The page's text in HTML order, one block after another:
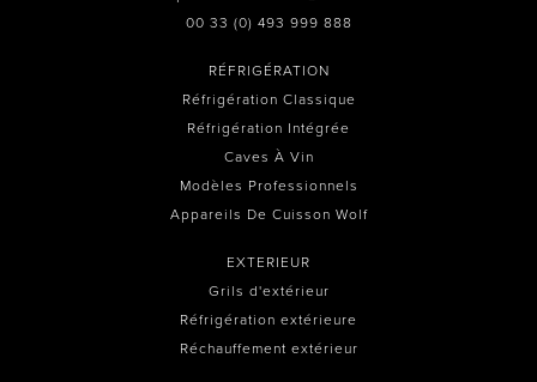
00 33 (0) 493 999 888
RÉFRIGÉRATION
Réfrigération Classique
Réfrigération Intégrée
Caves À Vin
Modèles Professionnels
Appareils De Cuisson Wolf
EXTERIEUR
Grils d'extérieur
Réfrigération extérieure
Réchauffement extérieur